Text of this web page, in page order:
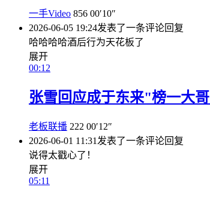
一手Video 856 00′10″
2026-06-05 19:24发表了一条评论回复
哈哈哈哈酒后行为天花板了
展开
00:12
张雪回应成于东来"榜一大
老板联播 222 00′12″
2026-06-01 11:31 发表了一条评论回复
说得太戳心了！
展开
05:11